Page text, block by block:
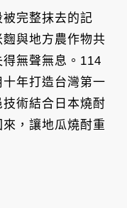
完整抹去的記
與地方農作物共
無聲無息。114
年打造台灣第一
術結合日本燒酎
，讓地瓜燒酎重